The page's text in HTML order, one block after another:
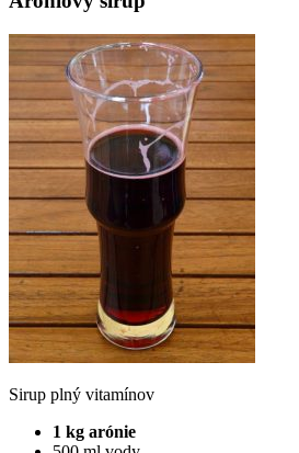
Sirup plný vitamínov
1 kg arónie